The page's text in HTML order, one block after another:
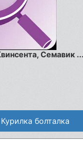
Семавик
болталка